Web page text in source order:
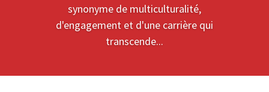
synonyme de multiculturalité,
d'engagement et d'une carrière qui
transcende...